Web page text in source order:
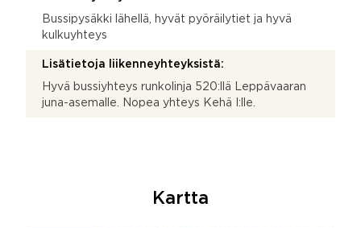
Bussipysäkki lähellä, hyvät pyöräilytiet ja hyvä
kulkuyhteys
Lisätietoja liikenneyhteyksistä:
Hyvä bussiyhteys runkolinja 520:llä Leppävaaran
juna-asemalle. Nopea yhteys Kehä I:lle.
Kartta